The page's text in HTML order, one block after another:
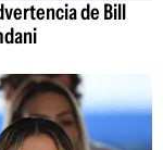
de Bill